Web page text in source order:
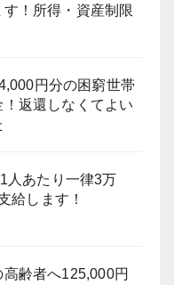
！所得・資産制限
円分の困窮世帯
返還しなくてよい
人あたり一律3万
給します！
高齢者へ125,000円